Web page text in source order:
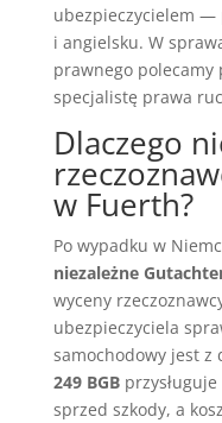
ubezpieczycielem —
i angielsku. W
prawnego
specjalistę prawa
Dlaczego
w Fuerth?
Po wypadku w
niezależne
wyceny
ubezpieczyciela
samochodowy jest z
249 BGBprzysługuje
sprzed szkody, a